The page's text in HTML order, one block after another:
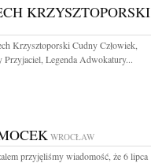
KRZYSZTOPORSKI
Krzysztoporski Cudny Człowiek,
Przyjaciel, Legenda Adwokatury...
WROCŁAW
przyjęliśmy wiadomość, że 6 lipca